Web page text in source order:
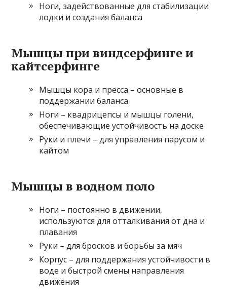
Ноги, задействованные для стабилизации
лодки и создания баланса
Мышцы при виндсерфинге и
кайтсерфинге
Мышцы кора и пресса – основные в
поддержании баланса
Ноги – квадрицепсы и мышцы голени,
обеспечивающие устойчивость на доске
Руки и плечи – для управления парусом и
кайтом
Мышцы в водном поло
Ноги – постоянно в движении,
используются для отталкивания от дна и
плавания
Руки – для бросков и борьбы за мяч
Корпус – для поддержания устойчивости в
воде и быстрой смены направления
движения